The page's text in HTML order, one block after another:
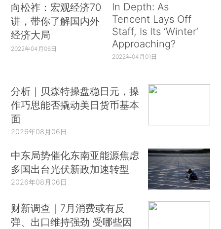
向松祚：宏观经济70
讲，带你了解国内外
经济大局
2022年04月06日
In Depth: As
Tencent Lays Off
Staff, Is Its ‘Winter’
Approaching?
2022年04月01日
分析｜贝森特操盘稳日元，操
作巧思能否撬动美日货币基本
面
2026年08月06日
中东局势催化东南亚能源焦虑
多国出台光伏新政加速转型
2026年08月06日
财新调查｜7月消费或有反
弹、出口维持强劲 受哪些因